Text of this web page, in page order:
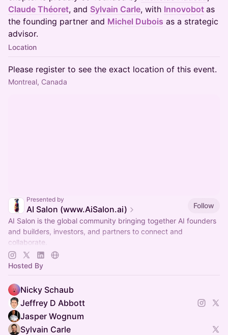
Claude Théoret, and Sylvain Carle, with Innovobot as
the founding partner and Michel Dubois as a strategic
advisor.
Location
Please register to see the exact location of this event.
Montreal, Canada
Presented by
AI Salon (www.AiSalon.ai)
Follow
AI Salon is the global community bringing together AI founders
and builders, investors, and partners to connect and
collaborate.
Decentralized, chapter-based. Launch a chapter in your city!
Hosted By
Nicky Schaub
Jeffrey D Abbott
Jasper Wognum
Sylvain Carle